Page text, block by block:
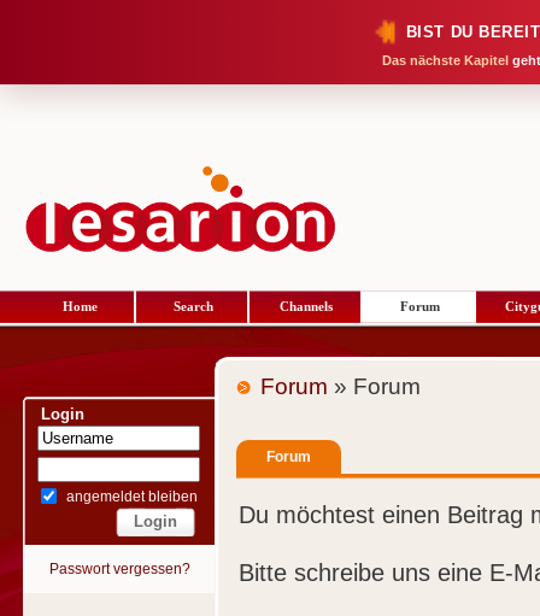
BIST DU
Das nächste Kapitel
Home Search Channels Forum
Login
angemeldet bleiben
Passwort vergessen?
Forum » Forum
Forum
Du möchtest einen Beitrag
Bitte schreibe uns eine E-